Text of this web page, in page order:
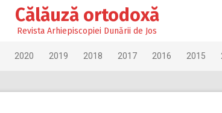
Călăuză ortodoxă
Revista Arhiepiscopiei Dunării de Jos
2020 2019 2018 2017 2016 2015